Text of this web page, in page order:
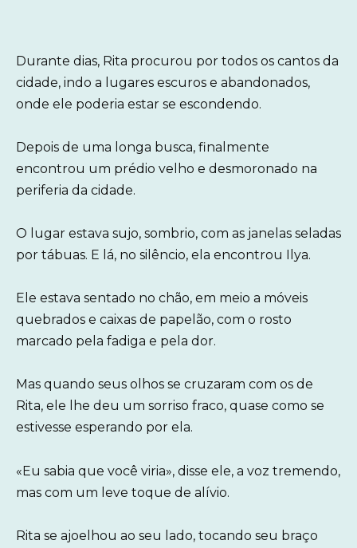
Durante dias, Rita procurou por todos os cantos da
cidade, indo a lugares escuros e abandonados,
onde ele poderia estar se escondendo.
Depois de uma longa busca, finalmente
encontrou um prédio velho e desmoronado na
periferia da cidade.
O lugar estava sujo, sombrio, com as janelas seladas
por tábuas. E lá, no silêncio, ela encontrou Ilya.
Ele estava sentado no chão, em meio a móveis
quebrados e caixas de papelão, com o rosto
marcado pela fadiga e pela dor.
Mas quando seus olhos se cruzaram com os de
Rita, ele lhe deu um sorriso fraco, quase como se
estivesse esperando por ela.
«Eu sabia que você viria», disse ele, a voz tremendo,
mas com um leve toque de alívio.
Rita se ajoelhou ao seu lado, tocando seu braço